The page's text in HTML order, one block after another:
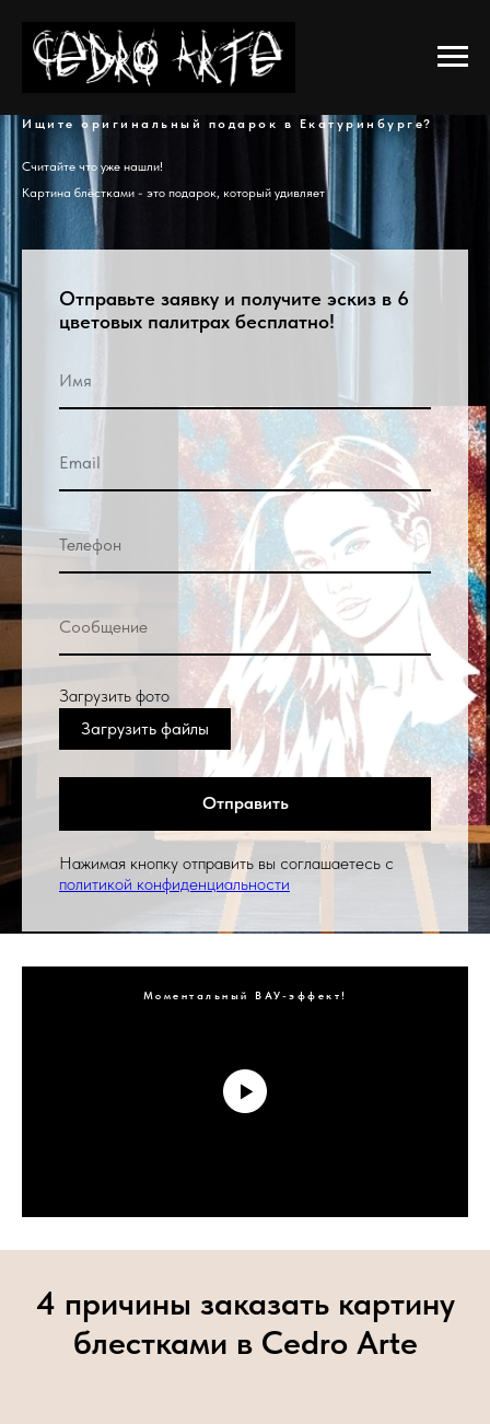
Ищите оригинальный подарок в Екатуринбурге?
Считайте что уже нашли!
Картина блёстками - это подарок, который удивляет
Отправьте заявку и получите эскиз в 6
цветовых палитрах бесплатно!
Загрузить фото
Загрузить файлы
Отправить
Нажимая кнопку отправить вы соглашаетесь с
политикой конфиденциальности
Моментальный ВАУ-эффект!
4 причины заказать картину
блестками в Cedro Arte